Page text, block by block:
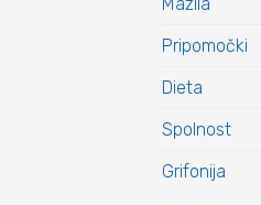
Mazila
Pripomočki
Dieta
Spolnost
Grifonija